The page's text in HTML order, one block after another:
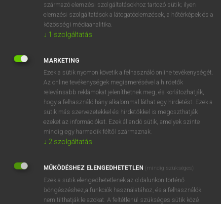
OOOOPS!
SZOTAR.NET APPLIKÁCIÓ
MICROSOFT OFFICE BŐVÍTMÉNY
BEÉPÜLŐ SZÓTÁRMODUL
ONLINE NYELVVIZSGA
EGYÉNI FELHASZNÁLÓKNAK
TANULÓKNAK
OKTATÁSI INTÉZMÉNYEKNEK
származó elemzési szolgáltatásokhoz tartozó sütik; ilyen
elemzési szolgáltatások a látogatóelemzések, a hőtérképek és a
közösségi médiaanalitika.
↓ 1 szolgáltatás
MARKETING
Ezek a sütik nyomon követik a felhasználó online tevékenységét.
Az online tevékenységek megismerésével a hirdetők
relevánsabb reklámokat jeleníthetnek meg, és korlátozhatják,
hogy a felhasználó hány alkalommal láthat egy hirdetést. Ezek a
sütik más szervezetekkel és hirdetőkkel is megoszthatják
ezeket az információkat. Ezek állandó sütik, amelyek szinte
mindig egy harmadik féltől származnak.
↓ 2 szolgáltatás
MŰKÖDÉSHEZ ELENGEDHETETLEN (mindig szükséges)
Ezek a sütik elengedhetetlenek az oldalunkon történő
böngészéshez,a funkciók használatához, és a felhasználók
nem tilthatják le azokat. A feltétlenül szükséges sütik közé